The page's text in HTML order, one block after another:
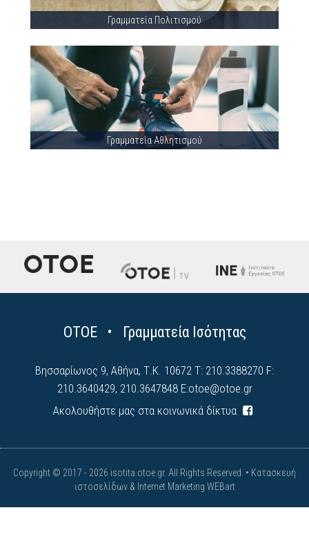
Γραμματεία Πολιτισμού
Γραμματεία Αθλητισμού
ΟΤΟΕ • Γραμματεία Ισότητας
Βησσαρίωνος 9, Αθήνα, Τ.Κ. 10672 Τ: 210.3388270 F:
210.3640429, 210.3647848 E:otoe@otoe.gr
Ακολουθήστε μας στα κοινωνικά δίκτυα
Copyright © 2017 - 2026 isotita.otoe.gr. All Rights Reserved. • Κατασκευή
ιστοσελίδων & Internet Marketing WEBart